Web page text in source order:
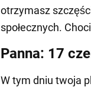
otrzymasz
społecznych.
Panna: 17
W tym dniu twoja